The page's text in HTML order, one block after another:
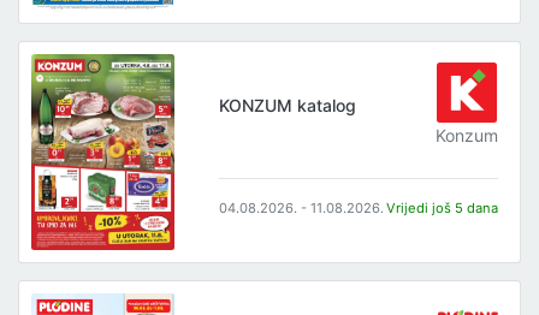
KONZUM katalog
Konzum
04.08.2026. - 11.08.2026. Vrijedi još 5 dana